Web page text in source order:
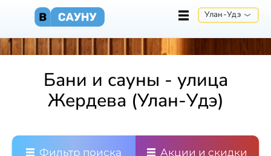
Улан-Удэ
Бани и сауны - улица
Жердева (Улан-Удэ)
Фильтр поиска Акции и скидки